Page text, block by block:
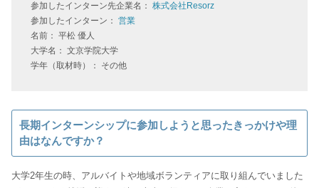
参加したインターン先企業名： 株式会社Resorz
参加したインターン： 営業
名前： 平松 優人
大学名： 文京学院大学
学年（取材時）： その他
長期インターンシップに参加しようと思ったきっかけや理
由はなんですか？
大学2年生の時、アルバイトや地域ボランティアに取り組んでいました